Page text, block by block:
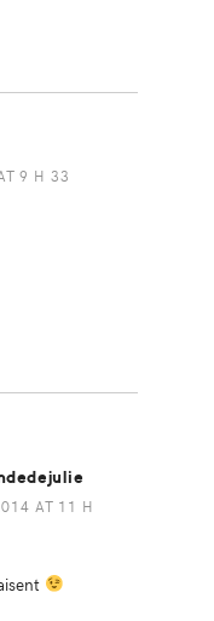
9 H 33
AT 11 H